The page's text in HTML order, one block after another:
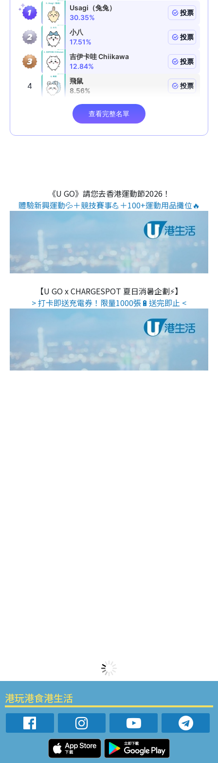
《U GO》請您去香港運動節2026！
體驗新興運動💦＋競技賽事💪＋100+運動用品攤位🔥
【U GO x CHARGESPOT 夏日消暑企劃⚡】
> 打卡即送充電券！限量1000張🔋送完即止 <
港玩港食港生活